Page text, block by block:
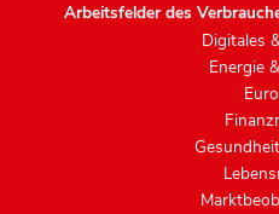
Arbeitsfelder des
Digitales
Energie